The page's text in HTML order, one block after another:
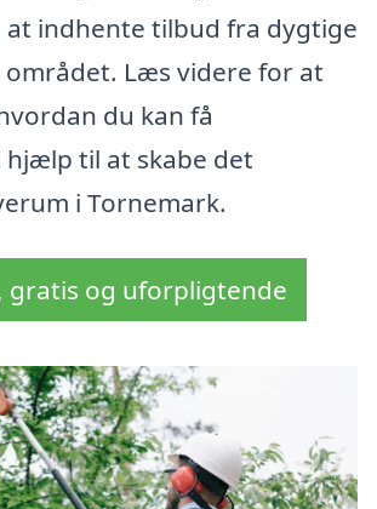
indhente tilbud fra dygtige
området. Læs videre for at
du kan få
hjælp til at skabe det
i Tornemark.
gratis og uforpligtende